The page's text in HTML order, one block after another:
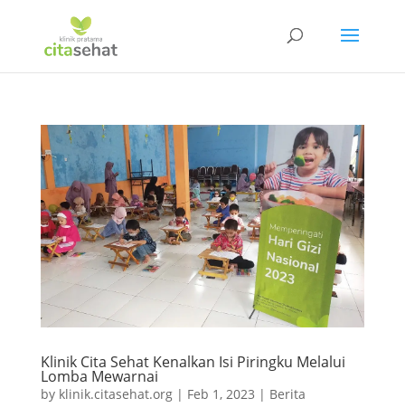
Klinik Cita Sehat Kenalkan Isi Piringku Melalui
Lomba Mewarnai
by klinik.citasehat.org| Feb 1, 2023 | Berita